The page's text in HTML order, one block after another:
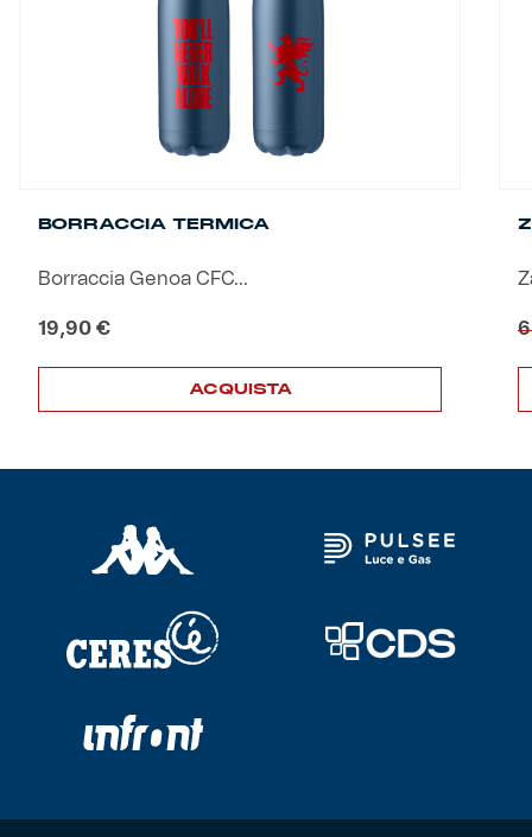
Isolani x Genoa
BORRACCIA TERMICA
Borraccia Genoa CFC...
19,90 €
ACQUISTA